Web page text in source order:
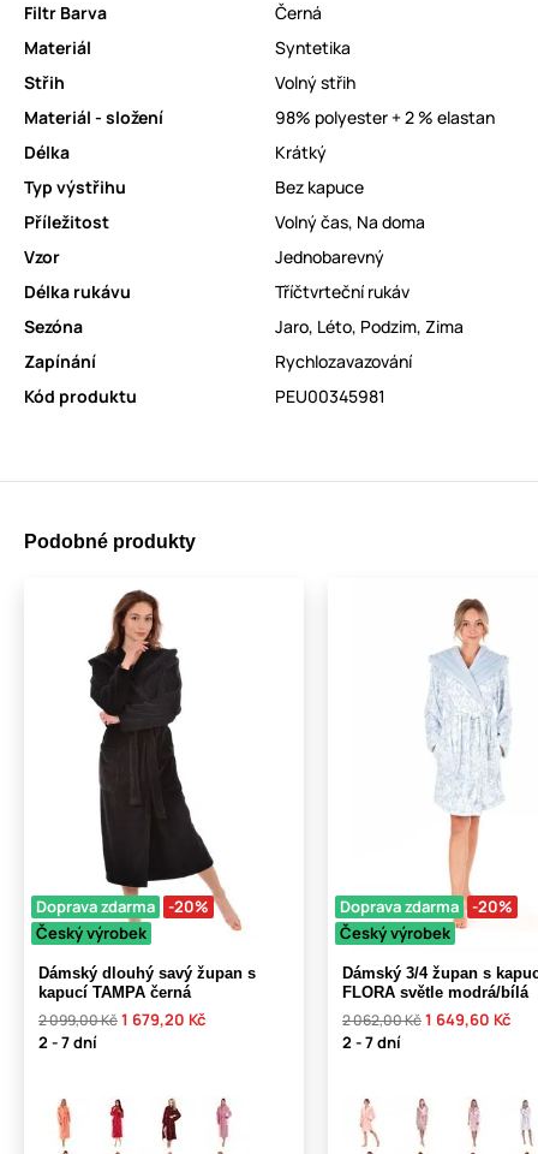
Filtr Barva
Černá
Materiál
Syntetika
Střih
Volný střih
Materiál - složení
98% polyester + 2 % elastan
Délka
Krátký
Typ výstřihu
Bez kapuce
Příležitost
Volný čas, Na doma
Vzor
Jednobarevný
Délka rukávu
Tříčtvrteční rukáv
Sezóna
Jaro, Léto, Podzim, Zima
Zapínání
Rychlozavazování
Kód produktu
PEU00345981
Podobné produkty
Doprava zdarma
-20%
Český výrobek
Dámský dlouhý savý župan s
kapucí TAMPA černá
2 099,00 Kč1 679,20 Kč
2 - 7 dní
Doprava zdarma
-20%
Český výrobek
Dámský 3/4 župan s
FLORA světle modrá/bílá
2 062,00 Kč1 649,60 Kč
2 - 7 dní